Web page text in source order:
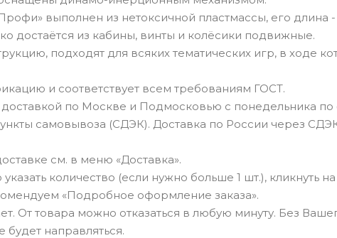
выполнен из нетоксичной пластмассы, его длина
достаётся из кабины, винты и колёсики подвижные.
подходят для всяких тематических игр, в ходе
и соответствует всем требованиям ГОСТ.
по Москве и Подмосковью с понедельника по
самовывоза (СДЭК). Доставка по России через
см. в меню «Доставка».
количество (если нужно больше 1 шт.), кликнуть
«Подробное оформление заказа».
От товара можно отказаться в любую минуту. Без
направляться.